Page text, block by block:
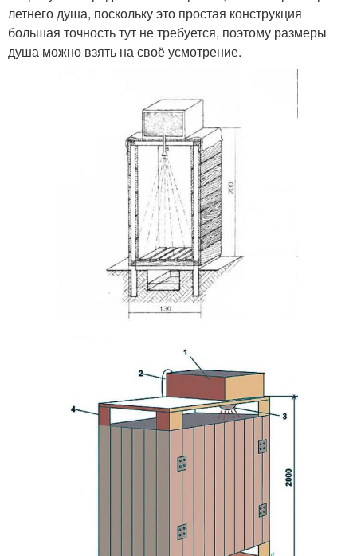
летнего душа, поскольку это простая конструкция
большая точность тут не требуется, поэтому размеры
душа можно взять на своё усмотрение.